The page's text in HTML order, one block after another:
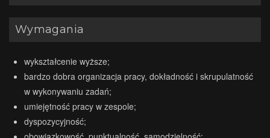
Wymagania
wykształcenie wyższe;
bardzo dobra organizacja pracy, dokładność i skrupulatność
w wykonywaniu zadań;
umiejętność pracy w zespole;
dyspozycyjność;